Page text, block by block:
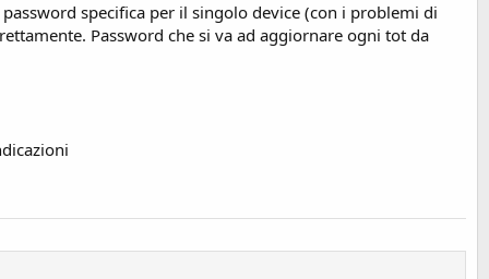
specifica per il singolo device (con i problemi di
Password che si va ad aggiornare ogni tot da